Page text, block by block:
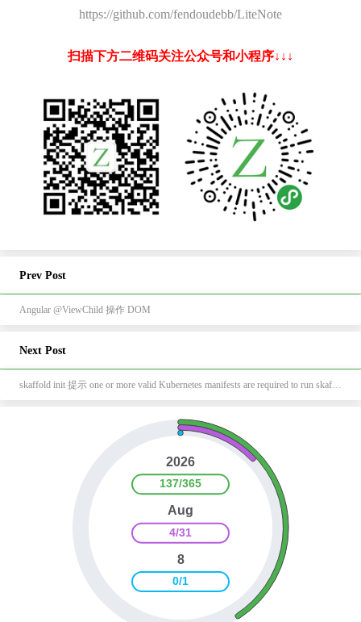
https://github.com/fendoudebb/LiteNote
扫描下方二维码关注公众号和小程序↓↓↓
Prev Post
Angular @ViewChild 操作 DOM
Next Post